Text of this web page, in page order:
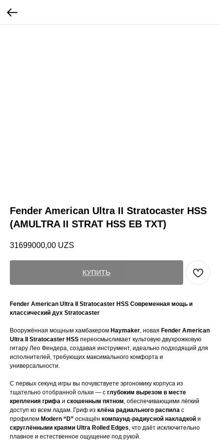
Fender American Ultra II Stratocaster HSS
(AMULTRA II STRAT HSS EB TXT)
31699000,00 UZS
КУПИТЬ
Fender American Ultra II Stratocaster HSS Современная мощь и
классический дух Stratocaster
Вооружённая мощным хамбакером Haymaker, новая Fender American
Ultra II Stratocaster HSS переосмысливает культовую двухрожковую
гитару Лео Фендера, создавая инструмент, идеально подходящий для
исполнителей, требующих максимального комфорта и
универсальности.
С первых секунд игры вы почувствуете эргономику корпуса из
тщательно отобранной ольхи — с глубоким вырезом в месте
крепления грифа и скошенным пятном, обеспечивающими лёгкий
доступ ко всем ладам. Гриф из клёна радиального распила с
профилем Modern “D” оснащён компаунд-радиусной накладкой и
скруглёнными краями Ultra Rolled Edges, что даёт исключительно
плавное и естественное ощущение под рукой.